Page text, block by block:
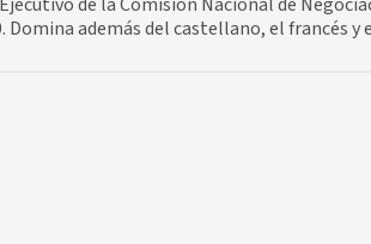
Domina además del castellano, el francés y